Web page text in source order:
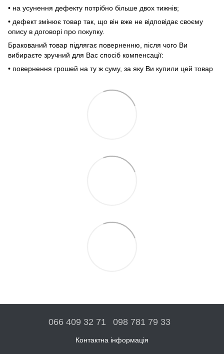
• на усунення дефекту потрібно більше двох тижнів;
• дефект змінює товар так, що він вже не відповідає своєму
опису в договорі про покупку.
Бракований товар підлягає поверненню, після чого Ви
вибираєте зручний для Вас спосіб компенсації:
• повернення грошей на ту ж суму, за яку Ви купили цей товар
066 409 32 71 098 781 79 33
Контактна інформація